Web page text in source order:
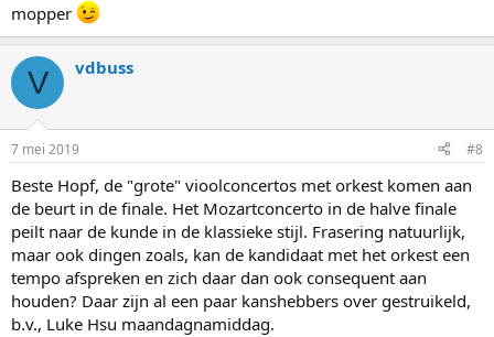
mopper
V vdbuss
7 mei 2019 #8
Beste Hopf, de "grote" vioolconcertos met orkest komen aan
de beurt in de finale. Het Mozartconcerto in de halve finale
peilt naar de kunde in de klassieke stijl. Frasering natuurlijk,
maar ook dingen zoals, kan de kandidaat met het orkest een
tempo afspreken en zich daar dan ook consequent aan
houden? Daar zijn al een paar kanshebbers over gestruikeld,
b.v., Luke Hsu maandagnamiddag.